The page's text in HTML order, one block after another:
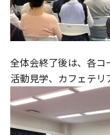
全体会終了後は、各コ
活動見学、カフェテリ